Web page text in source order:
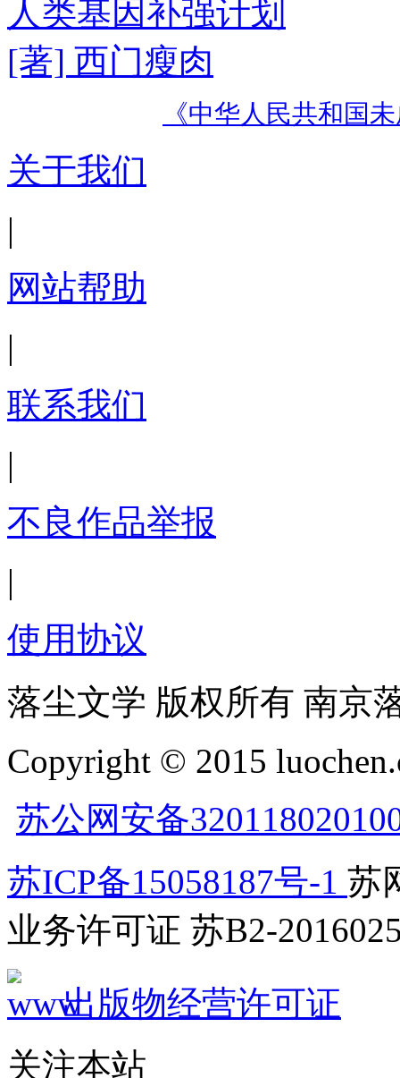
人类基因补强计划
[著] 西门瘦肉
《中华人民共和国
关于我们
|
网站帮助
|
联系我们
|
不良作品举报
|
使用协议
落尘文学 版权所有 南京
Copyright © 2015
苏公网安备
苏ICP备15058187号-1 苏
业务许可证 苏B2-
出版物经营许可证
关注本站